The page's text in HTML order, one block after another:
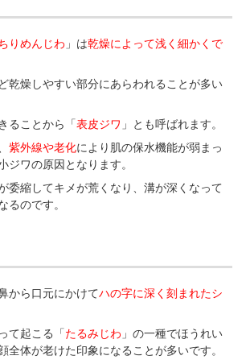
りめんじわ 」は乾燥によって浅く細かくで
乾燥しやすい部分にあらわれることが多い
ることから「表皮ジワ 」とも呼ばれます。
紫外線や老化により肌の保水機能が弱まっ
ジワの原因となります。
委縮してキメが荒くなり、溝が深くなって
るのです。
から口元にかけてハの字に深く刻まれたシ
て起こる「たるみじわ 」の一種でほうれい
全体が老けた印象になることが多いです。